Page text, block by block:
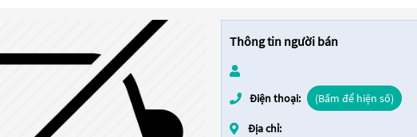
Thông tin người bán
Điện thoại: (Bấm để hiện số)
Địa chỉ: